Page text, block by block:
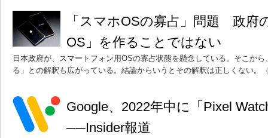
「スマホOSの寡占」問題 政府
OS」を作ることではない
日本政府が、スマートフォン用OSの寡占状態を懸念している。そこか
る」との解釈も広がっている。結論からいうとその解釈は正しくない。
Google、2022年中に「Pixel
──Insider報道